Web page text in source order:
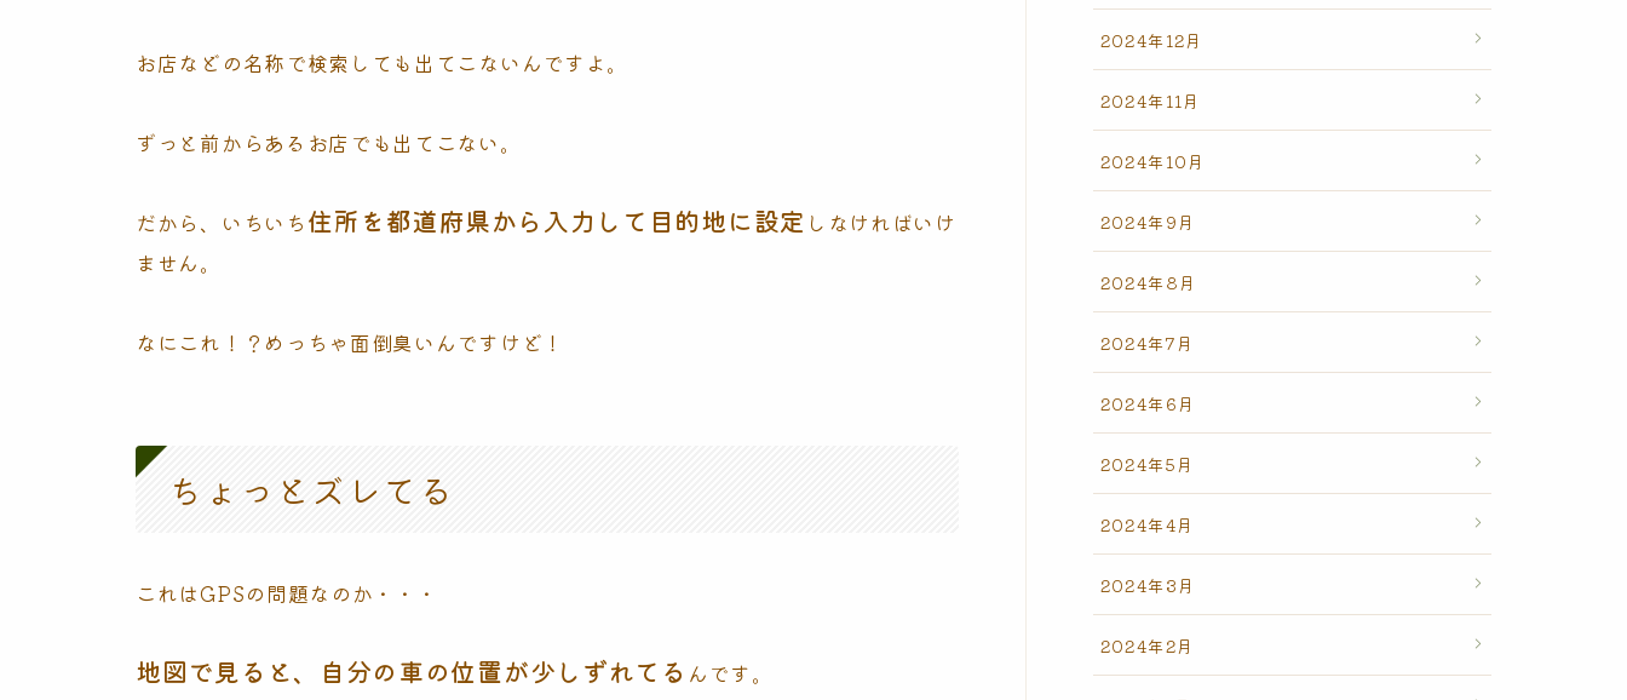
お店などの名称で検索しても出てこないんですよ。
ずっと前からあるお店でも出てこない。
だから、いちいち 住所を都道府県から入力して目的地に設定 しなければいけ
ません。
なにこれ！？めっちゃ面倒臭いんですけど！
ちょっとズレてる
これはGPSの問題なのか・・・
地図で見ると、自分の車の位置が少しずれてる んです。
2024年12月
2024年11月
2024年10月
2024年9月
2024年8月
2024年7月
2024年6月
2024年5月
2024年4月
2024年3月
2024年2月